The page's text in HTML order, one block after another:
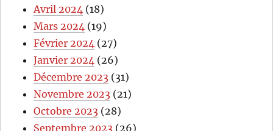
Avril 2024 (18)
Mars 2024 (19)
Février 2024 (27)
Janvier 2024 (26)
Décembre 2023 (31)
Novembre 2023 (21)
Octobre 2023 (28)
Septembre 2023 (26)